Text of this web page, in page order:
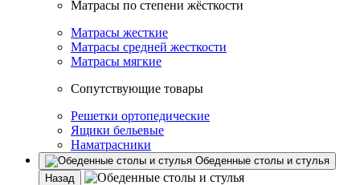
Матрасы по степени жёсткости
Матрасы жесткие
Матрасы средней жесткости
Матрасы мягкие
Сопутствующие товары
Решетки ортопедические
Ящики бельевые
Наматрасники
Обеденные столы и стулья
Назад